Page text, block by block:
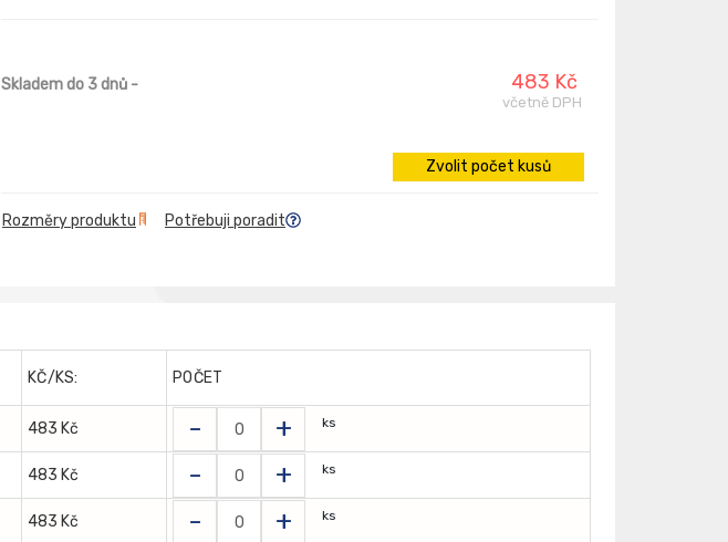
Skladem do 3 dnů - 483 Kč
včetně DPH
Zvolit počet kusů
Rozměry produktu Potřebuji poradit
KČ/KS: POČET
483 Kč - + ks
483 Kč - + ks
483 Kč - + ks